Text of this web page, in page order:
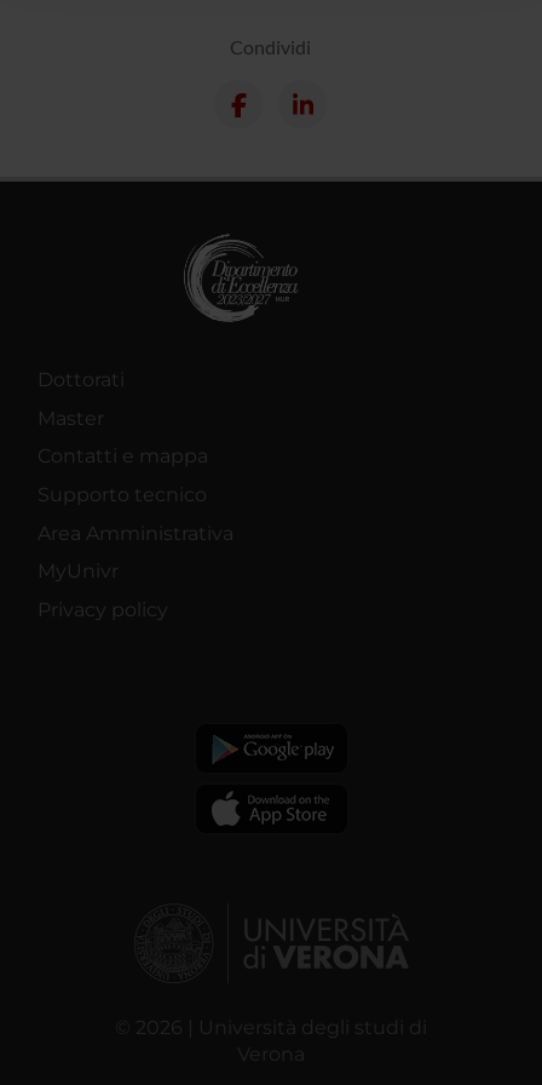
Condividi
Dottorati
Master
Contatti e mappa
Supporto tecnico
Area Amministrativa
MyUnivr
Privacy policy
© 2026 | Università degli studi di
Verona